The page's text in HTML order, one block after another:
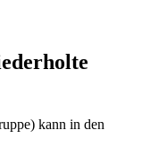
kann in den